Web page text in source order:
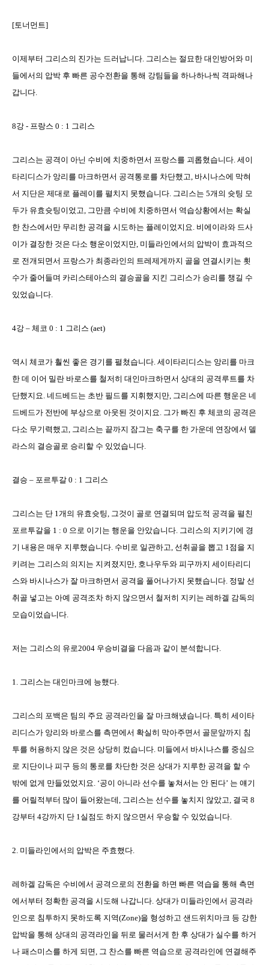
[토너먼트]
이제부터 그리스의 진가는 드러납니다. 그리스는 절묘한 대인방어와 미
들에서의 압박 후 빠른 공수전환을 통해 강팀들을 하나하나씩 격파해나
갑니다.
8강 - 프랑스 0 : 1 그리스
그리스는 공격이 아닌 수비에 치중하면서 프랑스를 괴롭혔습니다. 세이
타리디스가 앙리를 마크하면서 공격통로를 차단했고, 바시나스에 막혀
서 지단은 제대로 플레이를 펼치지 못했습니다. 그리스는 5개의 슛팅 모
두가 유효슛팅이었고, 그만큼 수비에 치중하면서 역습상황에서는 확실
한 찬스에서만 무리한 공격을 시도하는 플레이었지요. 비에이라와 드사
이가 결장한 것은 다소 행운이었지만, 미들라인에서의 압박이 효과적으
로 전개되면서 프랑스가 최종라인의 트레제게까지 골을 연결시키는 횟
수가 줄어들며 카리스테아스의 결승골을 지킨 그리스가 승리를 챙길 수
있었습니다.
4강 – 체코 0 : 1 그리스 (aet)
역시 체코가 훨씬 좋은 경기를 펼쳤습니다. 세이타리디스는 앙리를 마크
한 데 이어 밀란 바로스를 철저히 대인마크하면서 상대의 공격루트를 차
단했지요. 네드베드는 초반 필드를 지휘했지만, 그리스에 따른 행운은 네
드베드가 전반에 부상으로 아웃된 것이지요. 그가 빠진 후 체코의 공격은
다소 무기력했고, 그리스는 끝까지 잠그는 축구를 한 가운데 연장에서 델
라스의 결승골로 승리할 수 있었습니다.
결승 – 포르투갈 0 : 1 그리스
그리스는 단 1개의 유효슛팅, 그것이 골로 연결되며 압도적 공격을 펼친
포르투갈을 1 : 0 으로 이기는 행운을 안았습니다. 그리스의 지키기에 경
기 내용은 매우 지루했습니다. 수비로 일관하고, 선취골을 뽑고 1점을 지
키려는 그리스의 의지는 지켜졌지만, 호나우두와 피구까지 세이타리디
스와 바시나스가 잘 마크하면서 공격을 풀어나가지 못했습니다. 정말 선
취골 넣고는 아예 공격조차 하지 않으면서 철저히 지키는 레하겔 감독의
모습이었습니다.
저는 그리스의 유로2004 우승비결을 다음과 같이 분석합니다.
1. 그리스는 대인마크에 능했다.
그리스의 포백은 팀의 주요 공격라인을 잘 마크해냈습니다. 특히 세이타
리디스가 앙리와 바로스를 측면에서 확실히 막아주면서 골문앞까지 침
투를 허용하지 않은 것은 상당히 컸습니다. 미들에서 바시나스를 중심으
로 지단이나 피구 등의 통로를 차단한 것은 상대가 지루한 공격을 할 수
밖에 없게 만들었었지요. ‘공이 아니라 선수를 놓쳐서는 안 된다’ 는 얘기
를 어릴적부터 많이 들어왔는데, 그리스는 선수를 놓치지 않았고, 결국 8
강부터 4강까지 단 1실점도 하지 않으면서 우승할 수 있었습니다.
2. 미들라인에서의 압박은 주효했다.
레하겔 감독은 수비에서 공격으로의 전환을 하면 빠른 역습을 통해 측면
에서부터 정확한 공격을 시도해 나갑니다. 상대가 미들라인에서 공격라
인으로 침투하지 못하도록 지역(Zone)을 형성하고 샌드위치마크 등 강한
압박을 통해 상대의 공격라인을 뒤로 물러서게 한 후 상대가 실수를 하거
나 패스미스를 하게 되면, 그 찬스를 빠른 역습으로 공격라인에 연결해주